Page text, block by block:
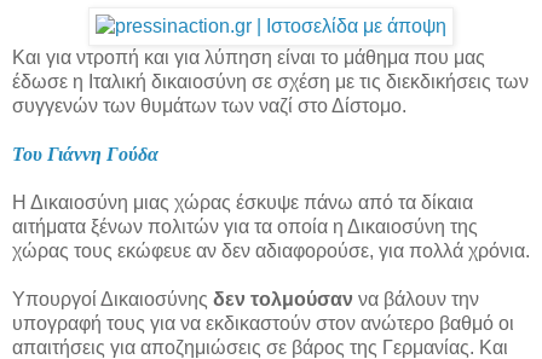
Και για ντροπή και για λύπηση είναι το μάθημα που μας
έδωσε η Ιταλική δικαιοσύνη σε σχέση με τις διεκδικήσεις των
συγγενών των θυμάτων των ναζί στο Δίστομο.
Του Γιάννη Γούδα
Η Δικαιοσύνη μιας χώρας έσκυψε πάνω από τα δίκαια
αιτήματα ξένων πολιτών για τα οποία η Δικαιοσύνη της
χώρας τους εκώφευε αν δεν αδιαφορούσε, για πολλά χρόνια.
Υπουργοί Δικαιοσύνης δεν τολμούσαν να βάλουν την
υπογραφή τους για να εκδικαστούν στον ανώτερο βαθμό οι
απαιτήσεις για αποζημιώσεις σε βάρος της Γερμανίας. Και